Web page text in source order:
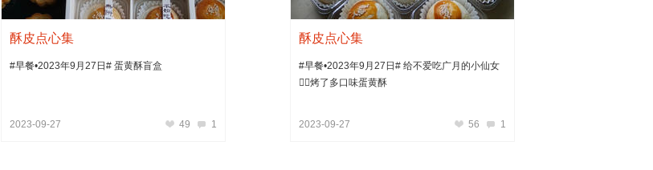
酥皮点心集
#早餐•2023年9月27日# 蛋黄酥盲盒
2023-09-27 49 1
酥皮点心集
#早餐•2023年9月27日# 给不爱吃广月的小仙女
🧚‍♀️烤了多口味蛋黄酥
2023-09-27 56 1